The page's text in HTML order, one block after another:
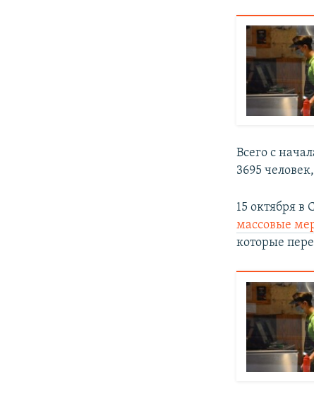
Всего с
3695
15 октября в
массовые
которые